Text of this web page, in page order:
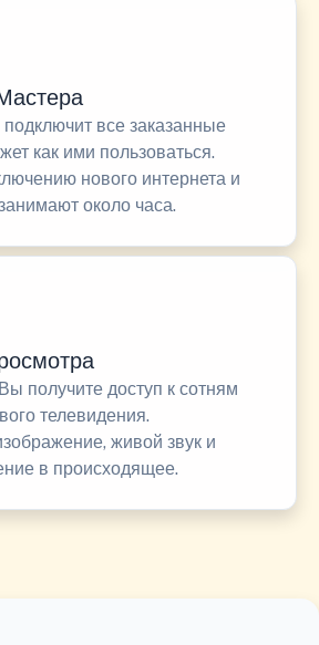
все заказанные
как ими пользоваться.
нового интернета и
около часа.
получите доступ к сотням
телевидения.
живой звук и
в происходящее.